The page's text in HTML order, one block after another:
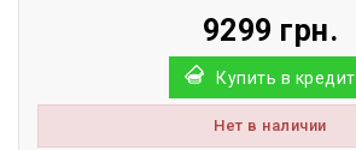
9299 грн.
Купить в кредит
Нет в наличии